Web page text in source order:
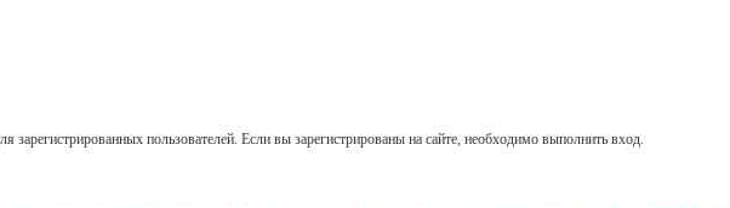
зарегистрированных пользователей. Если вы зарегистрированы на сайте, необходимо выполнить вход.